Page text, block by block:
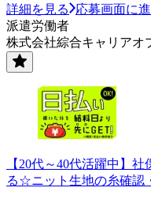
詳細を見る
応募画面に
派遣労働者
株式会社綜合キャリアオ
【20代～40代活躍中】
る☆ニット生地の糸確認